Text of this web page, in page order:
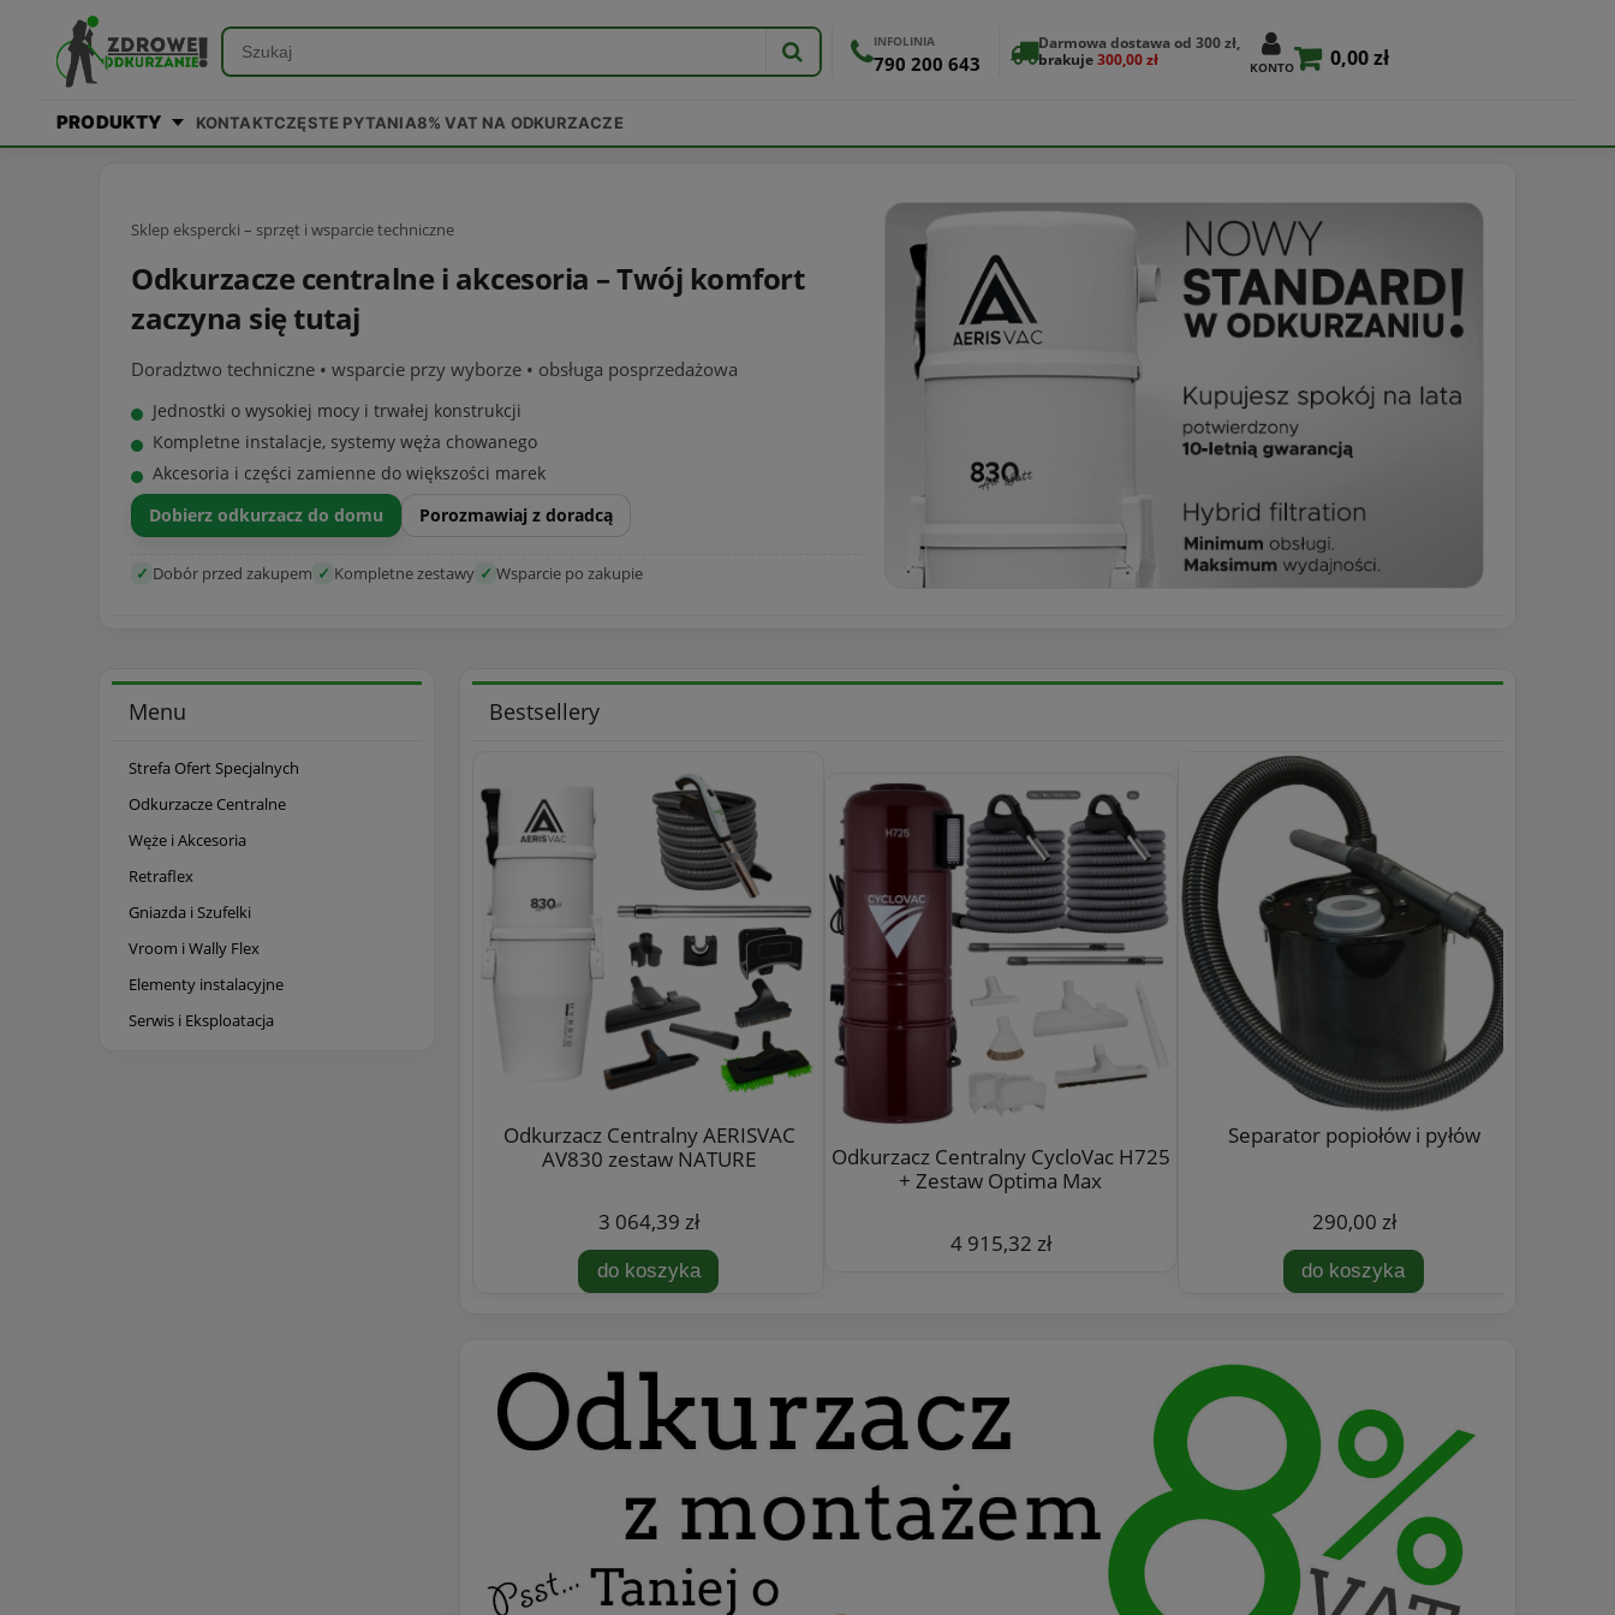
INFOLINIA
790 200 643
Darmowa dostawa od 300 zł,
brakuje300,00 zł KONTO 0,00 zł
PRODUKTY KONTAKTCZĘSTE PYTANIA8% VAT NA ODKURZACZE
Sklep ekspercki – sprzęt i wsparcie techniczne
Odkurzacze centralne i akcesoria – Twój komfort
zaczyna się tutaj
Doradztwo techniczne • wsparcie przy wyborze • obsługa posprzedażowa
Jednostki o wysokiej mocy i trwałej konstrukcji
Kompletne instalacje, systemy węża chowanego
Akcesoria i części zamienne do większości marek
Dobierz odkurzacz do domu
Porozmawiaj z doradcą
✓ Dobór przed zakupem ✓ Kompletne zestawy ✓ Wsparcie po zakupie
Menu
Strefa Ofert Specjalnych
Odkurzacze Centralne
Węże i Akcesoria
Retraflex
Gniazda i Szufelki
Vroom i Wally Flex
Elementy instalacyjne
Serwis i Eksploatacja
Bestsellery
Odkurzacz Centralny AERISVAC
AV830 zestaw NATURE
3 064,39 zł
do koszyka
Odkurzacz Centralny CycloVac H725
+ Zestaw Optima Max
4 915,32 zł
Separator popiołów i pyłów
290,00 zł
do koszyka